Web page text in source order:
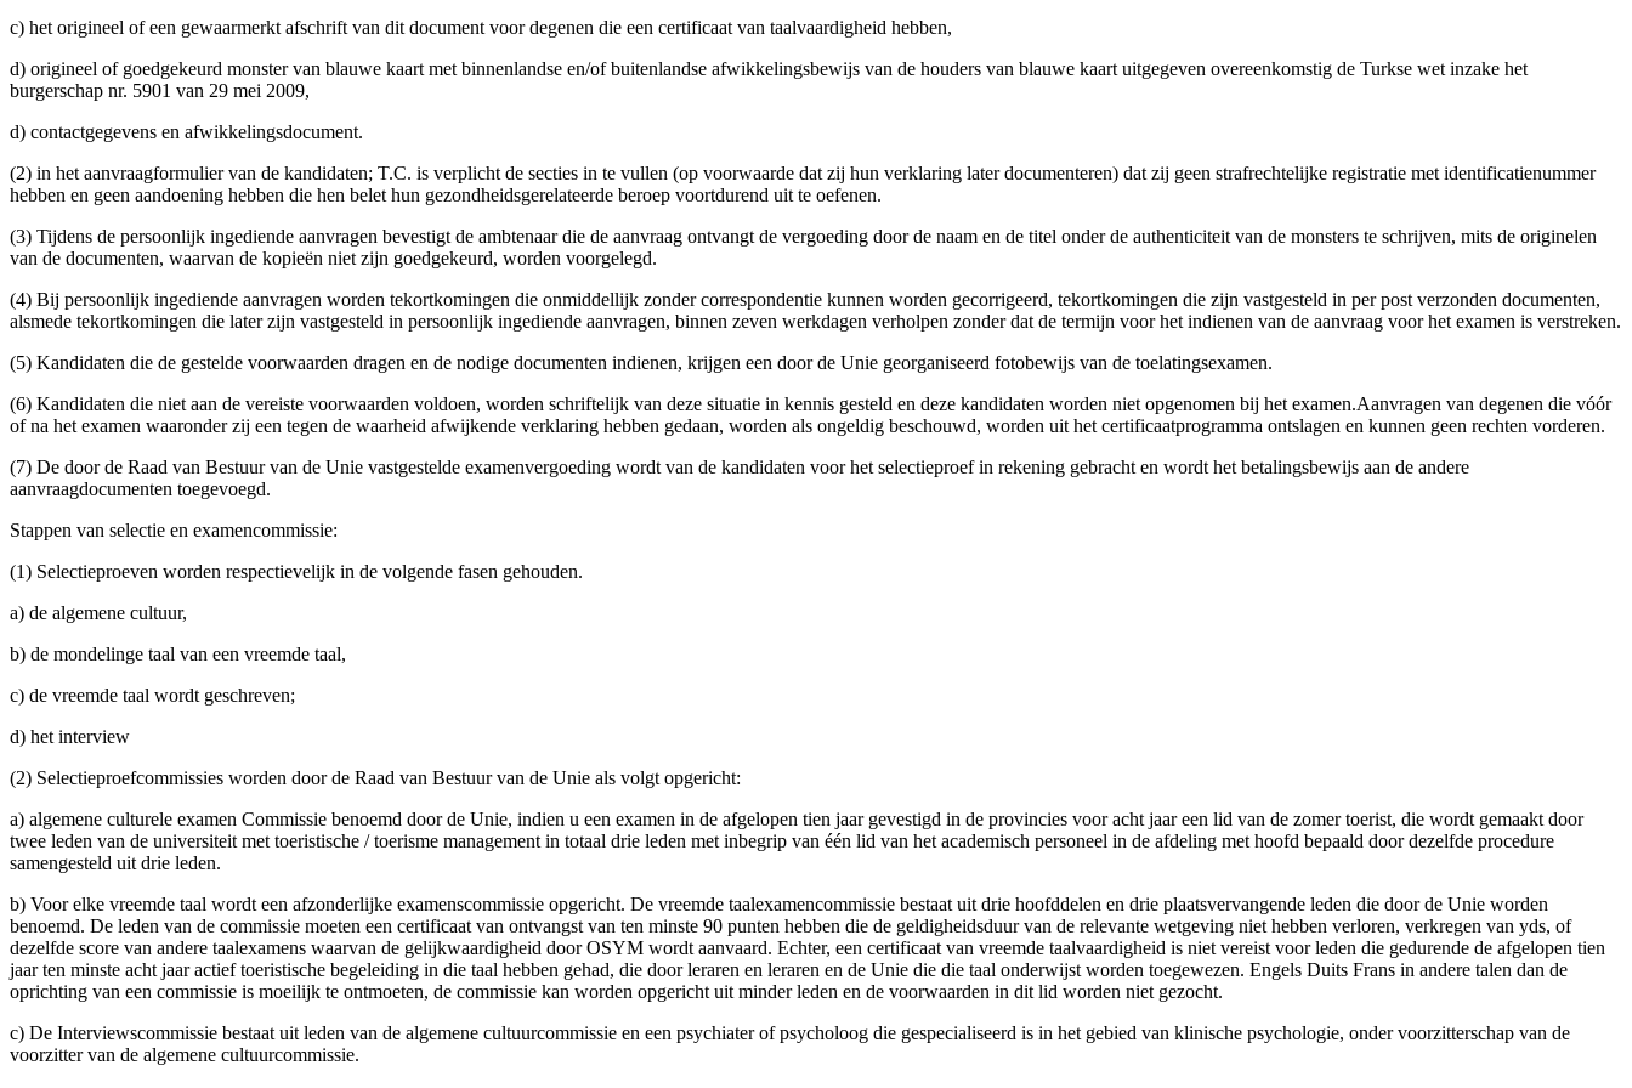
c) het origineel of een gewaarmerkt afschrift van dit document voor degenen die een certificaat van taalvaardigheid hebben,
d) origineel of goedgekeurd monster van blauwe kaart met binnenlandse en/of buitenlandse afwikkelingsbewijs van de houders van blauwe kaart uitgegeven overeenkomstig de Turkse wet inzake het
burgerschap nr. 5901 van 29 mei 2009,
d) contactgegevens en afwikkelingsdocument.
(2) in het aanvraagformulier van de kandidaten; T.C. is verplicht de secties in te vullen (op voorwaarde dat zij hun verklaring later documenteren) dat zij geen strafrechtelijke registratie met identificatienummer
hebben en geen aandoening hebben die hen belet hun gezondheidsgerelateerde beroep voortdurend uit te oefenen.
(3) Tijdens de persoonlijk ingediende aanvragen bevestigt de ambtenaar die de aanvraag ontvangt de vergoeding door de naam en de titel onder de authenticiteit van de monsters te schrijven, mits de originelen
van de documenten, waarvan de kopieën niet zijn goedgekeurd, worden voorgelegd.
(4) Bij persoonlijk ingediende aanvragen worden tekortkomingen die onmiddellijk zonder correspondentie kunnen worden gecorrigeerd, tekortkomingen die zijn vastgesteld in per post verzonden documenten,
alsmede tekortkomingen die later zijn vastgesteld in persoonlijk ingediende aanvragen, binnen zeven werkdagen verholpen zonder dat de termijn voor het indienen van de aanvraag voor het examen is verstreken.
(5) Kandidaten die de gestelde voorwaarden dragen en de nodige documenten indienen, krijgen een door de Unie georganiseerd fotobewijs van de toelatingsexamen.
(6) Kandidaten die niet aan de vereiste voorwaarden voldoen, worden schriftelijk van deze situatie in kennis gesteld en deze kandidaten worden niet opgenomen bij het examen.Aanvragen van degenen die vóór
of na het examen waaronder zij een tegen de waarheid afwijkende verklaring hebben gedaan, worden als ongeldig beschouwd, worden uit het certificaatprogramma ontslagen en kunnen geen rechten vorderen.
(7) De door de Raad van Bestuur van de Unie vastgestelde examenvergoeding wordt van de kandidaten voor het selectieproef in rekening gebracht en wordt het betalingsbewijs aan de andere
aanvraagdocumenten toegevoegd.
Stappen van selectie en examencommissie:
(1) Selectieproeven worden respectievelijk in de volgende fasen gehouden.
a) de algemene cultuur,
b) de mondelinge taal van een vreemde taal,
c) de vreemde taal wordt geschreven;
d) het interview
(2) Selectieproefcommissies worden door de Raad van Bestuur van de Unie als volgt opgericht:
a) algemene culturele examen Commissie benoemd door de Unie, indien u een examen in de afgelopen tien jaar gevestigd in de provincies voor acht jaar een lid van de zomer toerist, die wordt gemaakt door
twee leden van de universiteit met toeristische / toerisme management in totaal drie leden met inbegrip van één lid van het academisch personeel in de afdeling met hoofd bepaald door dezelfde procedure
samengesteld uit drie leden.
b) Voor elke vreemde taal wordt een afzonderlijke examenscommissie opgericht. De vreemde taalexamencommissie bestaat uit drie hoofddelen en drie plaatsvervangende leden die door de Unie worden
benoemd. De leden van de commissie moeten een certificaat van ontvangst van ten minste 90 punten hebben die de geldigheidsduur van de relevante wetgeving niet hebben verloren, verkregen van yds, of
dezelfde score van andere taalexamens waarvan de gelijkwaardigheid door OSYM wordt aanvaard. Echter, een certificaat van vreemde taalvaardigheid is niet vereist voor leden die gedurende de afgelopen tien
jaar ten minste acht jaar actief toeristische begeleiding in die taal hebben gehad, die door leraren en leraren en de Unie die die taal onderwijst worden toegewezen. Engels Duits Frans in andere talen dan de
oprichting van een commissie is moeilijk te ontmoeten, de commissie kan worden opgericht uit minder leden en de voorwaarden in dit lid worden niet gezocht.
c) De Interviewscommissie bestaat uit leden van de algemene cultuurcommissie en een psychiater of psycholoog die gespecialiseerd is in het gebied van klinische psychologie, onder voorzitterschap van de
voorzitter van de algemene cultuurcommissie.